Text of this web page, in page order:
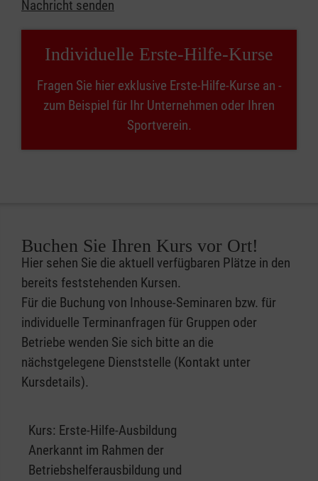
Nachricht senden
Individuelle Erste-Hilfe-Kurse
Fragen Sie hier exklusive Erste-Hilfe-Kurse an -
zum Beispiel für Ihr Unternehmen oder Ihren
Sportverein.
Buchen Sie Ihren Kurs vor Ort!
Hier sehen Sie die aktuell verfügbaren Plätze in den
bereits feststehenden Kursen.
Für die Buchung von Inhouse-Seminaren bzw. für
individuelle Terminanfragen für Gruppen oder
Betriebe wenden Sie sich bitte an die
nächstgelegene Dienststelle (Kontakt unter
Kursdetails).
Kurs: Erste-Hilfe-Ausbildung
Anerkannt im Rahmen der
Betriebshelferausbildung und